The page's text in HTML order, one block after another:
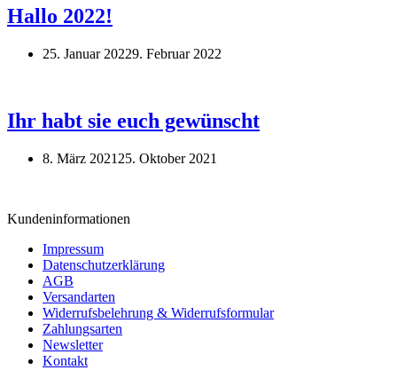
Hallo 2022!
25. Januar 20229. Februar 2022
Ihr habt sie euch gewünscht
8. März 2021 25. Oktober 2021
Kundeninformationen
Impressum
Datenschutzerklärung
AGB
Versandarten
Widerrufsbelehrung & Widerrufsformular
Zahlungsarten
Newsletter
Kontakt